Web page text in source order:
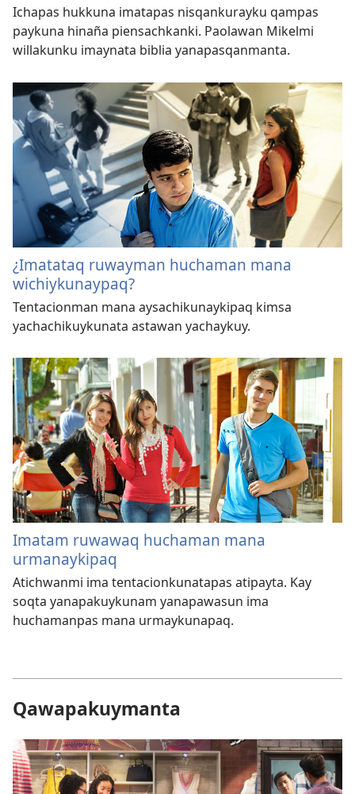
Ichapas hukkuna imatapas nisqankurayku qampas
paykuna hinaña piensachkanki. Paolawan Mikelmi
willakunku imaynata biblia yanapasqanmanta.
¿Imatataq ruwayman huchaman mana
wichiykunaypaq?
Tentacionman mana aysachikunaykipaq kimsa
yachachikuykunata astawan yachaykuy.
Imatam ruwawaq huchaman mana
urmanaykipaq
Atichwanmi ima tentacionkunatapas atipayta. Kay
soqta yanapakuykunam yanapawasun ima
huchamanpas mana urmaykunapaq.
Qawapakuymanta